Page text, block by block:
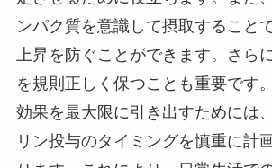
ンパク質を意識して摂取すること
上昇を防ぐことができます。さら
を規則正しく保つことも重要です
効果を最大限に引き出すためには
リン投与のタイミングを慎重に計